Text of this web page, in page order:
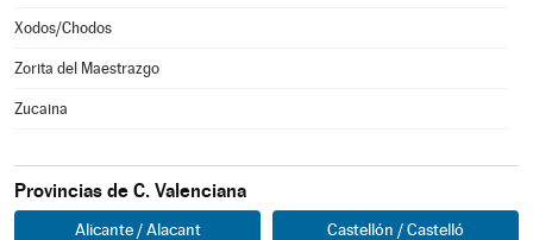
Xodos/Chodos
Zorita del Maestrazgo
Zucaina
Provincias de C. Valenciana
Alicante / Alacant Castellón / Castelló